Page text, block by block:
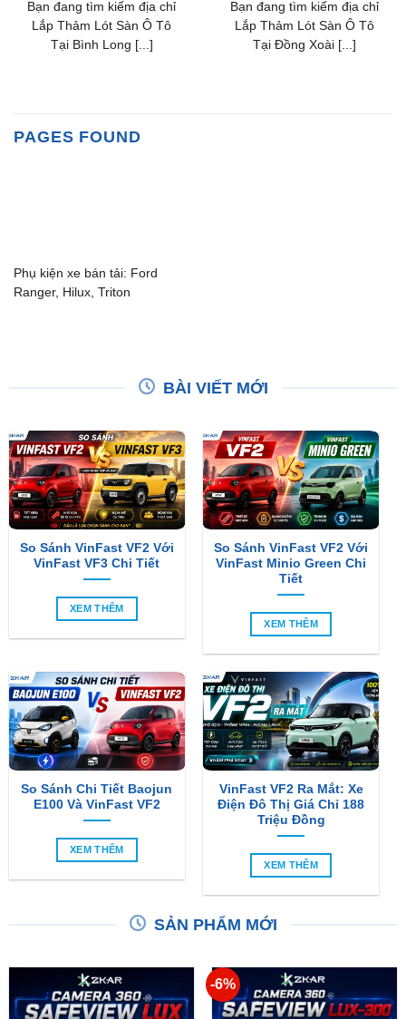
Bạn đang tìm kiếm địa chỉ
Lắp Thảm Lót Sàn Ô Tô
Tại Bình Long [...]
Bạn đang tìm kiếm địa chỉ
Lắp Thảm Lót Sàn Ô Tô
Tại Đồng Xoài [...]
PAGES FOUND
Phụ kiện xe bán tải: Ford
Ranger, Hilux, Triton
BÀI VIẾT MỚI
So Sánh VinFast VF2 Với
VinFast VF3 Chi Tiết
XEM THÊM
So Sánh VinFast VF2 Với
VinFast Minio Green Chi
Tiết
XEM THÊM
So Sánh Chi Tiết Baojun
E100 Và VinFast VF2
XEM THÊM
VinFast VF2 Ra Mắt: Xe
Điện Đô Thị Giá Chỉ 188
Triệu Đồng
XEM THÊM
SẢN PHẨM MỚI
-6%